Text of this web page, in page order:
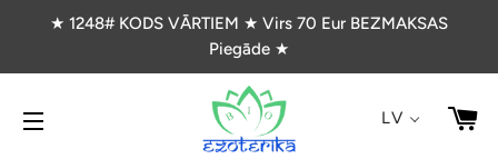
★ 1248# KODS VĀRTIEM ★ Virs 70 Eur BEZMAKSAS
Piegāde ★
VIETNES NAVIGĀCIJA
LV